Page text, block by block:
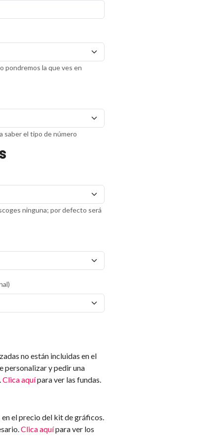
pondremos la que ves en
saber el tipo de número
ninguna; por defecto será
no están incluidas en el
personalizar y pedir una
Clica aquípara ver las fundas.
el precio del kit de gráficos.
Clica aquípara ver los